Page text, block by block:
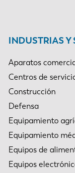
INDUSTRIAS Y
Aparatos
Centros de
Construcción
Defensa
Equipamiento
Equipamiento
Equipos de
Equipos